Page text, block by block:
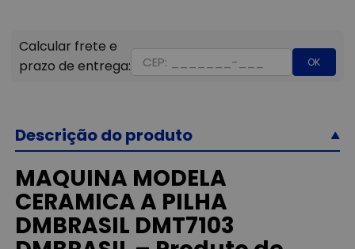
OK
Descrição do produto
MAQUINA MODELA
CERAMICA A PILHA
DMBRASIL DMT7103